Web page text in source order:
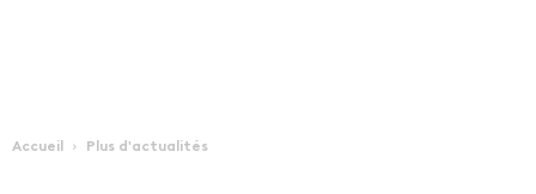
Accueil Plus d'actualités